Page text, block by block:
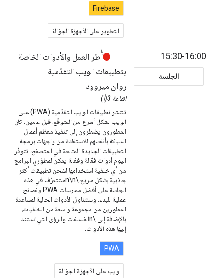
Firebase
التطوير على الأجهزة الجوّالة
15:30-16:00
الجلسة
أُطر العمل والأدوات الخاصة
بتطبيقات الويب التقدّمية
روان ميروود
القاعة 3(أ)
تنتشر تطبيقات الويب التقدّمية (PWA) على
الويب بشكل أسرع من المتوقّع. قبل عامين، كان
المطورون يضطرون إلى تنفيذ معظم أعمال
السباكة بأنفسهم للاستفادة من واجهات برمجة
التطبيقات الجديدة المتاحة في المتصفح. تتوفّر
اليوم أدوات فعّالة وفعّالة يمكن لمطوّري البرامج
من أي خلفية استخدامها لشحن تطبيقات أكثر
جاذبية بشكل سريع.\n\nستتعرَّف في هذه
الجلسة على أفضل ممارسات PWA ونصائح
عملية للبدء. وسنتناول الأدوات الحالية لمساعدة
المطورين من مجموعة واسعة من الخلفيات،
بالإضافة إلى \nالفلسفات والرؤى التي تستند
إليها هذه الأدوات.
PWA
ويب على الأجهزة الجوّالة